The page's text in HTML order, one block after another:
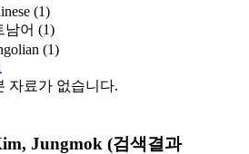
(1)
남어 (1)
(1)
자료가 없습니다.
Jungmok (검색결과